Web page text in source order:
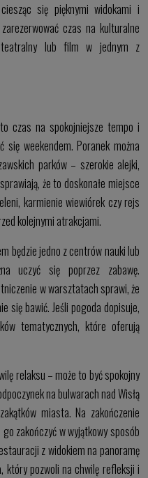
się pięknymi widokami i
czas na kulturalne
teatralny lub film w jednym z
czas na spokojniejsze tempo i
się weekendem. Poranek można
parków – szerokie alejki,
że to doskonałe miejsce
karmienie wiewiórek czy rejs
kolejnymi atrakcjami.
będzie jedno z centrów nauki lub
uczyć się poprzez zabawę.
w warsztatach sprawi, że
się bawić. Jeśli pogoda dopisuje,
tematycznych, które oferują
relaksu – może to być spokojny
na bulwarach nad Wisłą
miasta. Na zakończenie
zakończyć w wyjątkowy sposób
z widokiem na panoramę
który pozwoli na chwilę refleksji i